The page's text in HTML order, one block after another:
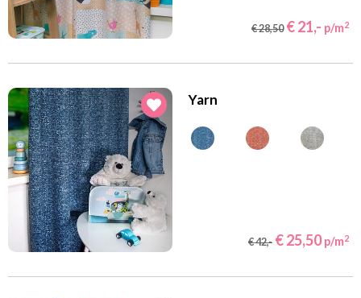
€ 28,50 € 21,- p/m2
Yarn
€ 42,- € 25,50 p/m2